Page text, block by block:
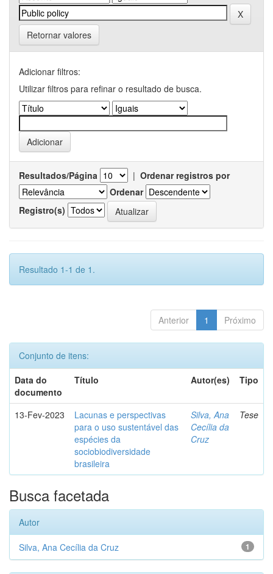
Retornar valores
Adicionar filtros:
Utilizar filtros para refinar o resultado de busca.
Resultados/Página | Ordenar registros por
Ordenar
Registro(s)
Resultado 1-1 de 1.
Anterior 1 Próximo
Conjunto de itens:
Data do
documento
Título Autor(es) Tipo
13-Fev-2023
Lacunas e perspectivas
para o uso sustentável das
espécies da
sociobiodiversidade
brasileira
Silva, Ana
Cecília da
Cruz
Tese
Busca facetada
Autor
1
Silva, Ana Cecília da Cruz